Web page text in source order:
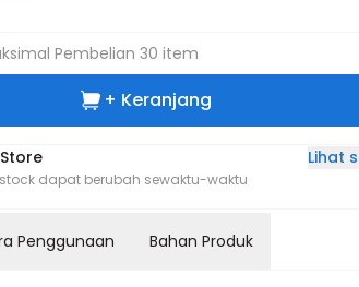
Pembelian30 item
+ Keranjang
Lihat
dapat berubah sewaktu-waktu
Penggunaan Bahan Produk